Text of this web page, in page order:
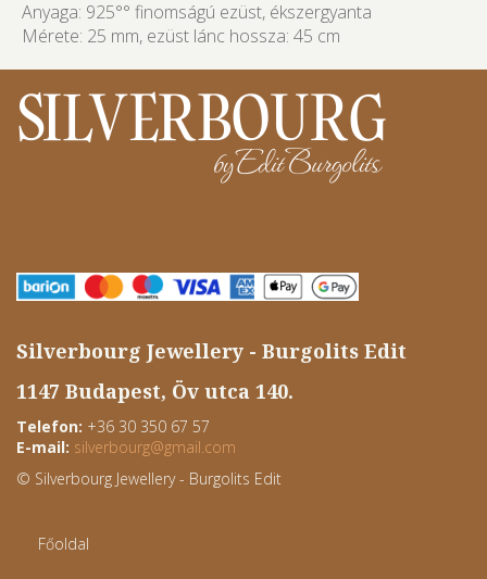
Anyaga: 925°° finomságú ezüst, ékszergyanta
Mérete: 25 mm, ezüst lánc hossza: 45 cm
Silverbourg Jewellery - Burgolits Edit
1147 Budapest, Öv utca 140.
Telefon: +36 30 350 67 57
E-mail: silverbourg@gmail.com
© Silverbourg Jewellery - Burgolits Edit
Főoldal